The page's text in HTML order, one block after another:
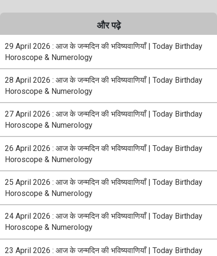
और पढ़े
29 April 2026 : आज के जन्मदिन की भविष्यवाणियाँ | Today Birthday
Horoscope & Numerology
28 April 2026 : आज के जन्मदिन की भविष्यवाणियाँ | Today Birthday
Horoscope & Numerology
27 April 2026 : आज के जन्मदिन की भविष्यवाणियाँ | Today Birthday
Horoscope & Numerology
26 April 2026 : आज के जन्मदिन की भविष्यवाणियाँ | Today Birthday
Horoscope & Numerology
25 April 2026 : आज के जन्मदिन की भविष्यवाणियाँ | Today Birthday
Horoscope & Numerology
24 April 2026 : आज के जन्मदिन की भविष्यवाणियाँ | Today Birthday
Horoscope & Numerology
23 April 2026 : आज के जन्मदिन की भविष्यवाणियाँ | Today Birthday